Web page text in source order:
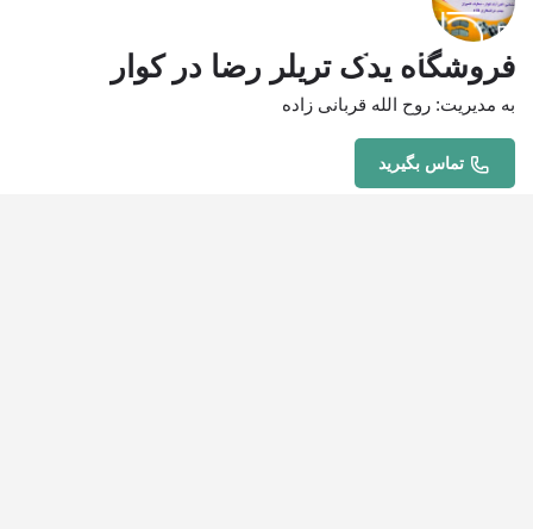
فروشگاه یدک تریلر رضا در کوار
به مدیریت: روح الله قربانی زاده
تماس بگیرید